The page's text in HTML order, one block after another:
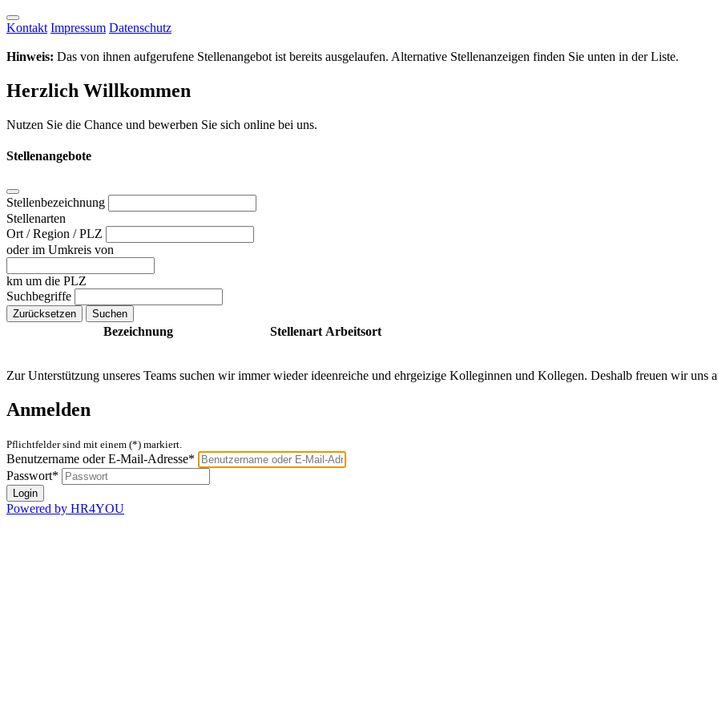
Kontakt Impressum Datenschutz
Hinweis: Das von ihnen aufgerufene Stellenangebot ist bereits ausgelaufen. Alternative Stellenanzeigen finden Sie unten in der Liste.
Herzlich Willkommen
Nutzen Sie die Chance und bewerben Sie sich online bei uns.
Stellenangebote
Stellenbezeichnung
Stellenarten
Ort / Region / PLZ
oder im Umkreis von
km um die PLZ
Suchbegriffe
Bezeichnung Stellenart Arbeitsort
Zur Unterstützung unseres Teams suchen wir immer wieder ideenreiche und ehrgeizige Kolleginnen und Kollegen. Deshalb freuen wir uns
Anmelden
Pflichtfelder sind mit einem (*) markiert.
Benutzername oder E-Mail-Adresse*
Passwort*
Powered by HR4YOU